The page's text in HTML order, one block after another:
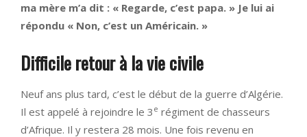
ma mère m’a dit : « Regarde, c’est papa. » Je lui ai
répondu « Non, c’est un Américain. »
Difficile retour à la vie civile
Neuf ans plus tard, c’est le début de la guerre d’Algérie.
Il est appelé à rejoindre le 3 e régiment de chasseurs
d’Afrique. Il y restera 28 mois. Une fois revenu en